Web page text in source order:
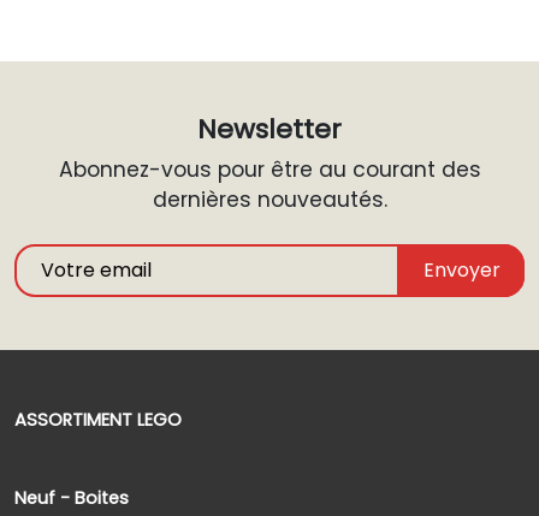
Newsletter
Abonnez-vous pour être au courant des
dernières nouveautés.
Envoyer
ASSORTIMENT LEGO
Neuf - Boites